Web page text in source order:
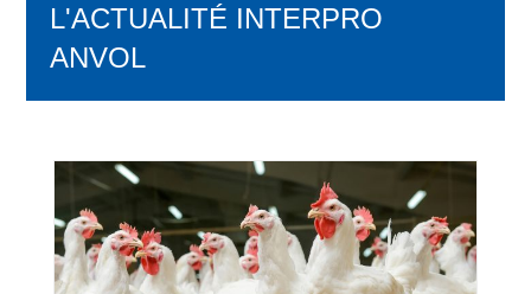
L'ACTUALITÉ INTERPRO
ANVOL